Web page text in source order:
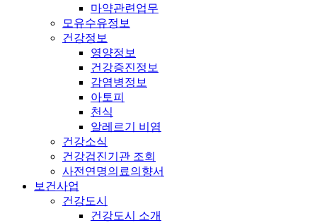
마약관련업무
모유수유정보
건강정보
영양정보
건강증진정보
감염병정보
아토피
천식
알레르기 비염
건강소식
건강검진기관 조회
사전연명의료의향서
보건사업
건강도시
건강도시 소개